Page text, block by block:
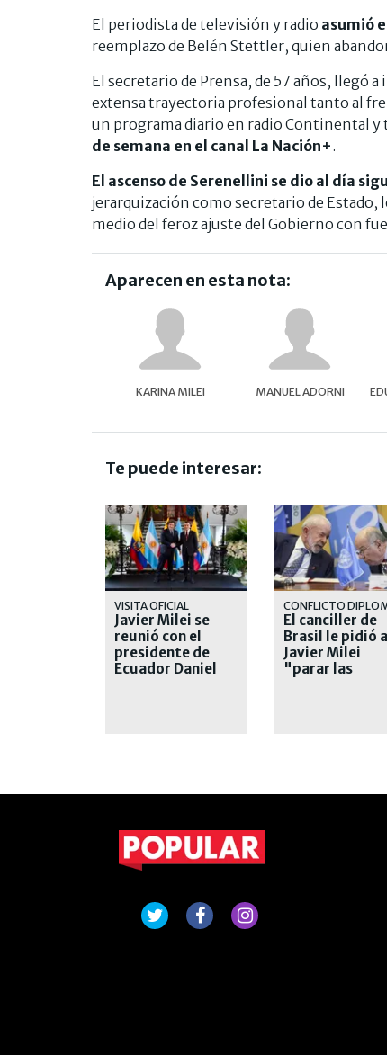
El periodista de televisión y radio asumió
reemplazo de Belén Stettler, quien
El secretario de Prensa, de 57 años, llegó
extensa trayectoria profesional tanto al
un programa diario en radio Continental y
de semana en el canal La Nación+.
El ascenso de Serenellini se dio al día
jerarquización como secretario de Estado,
medio del feroz ajuste del Gobierno con
Aparecen en esta nota:
KARINA MILEI MANUEL ADORNI
Te puede interesar:
VISITA OFICIAL
Javier Milei se
reunió con el
presidente de
Ecuador Daniel
El canciller de
Brasil le pidió a
Javier Milei
"parar las